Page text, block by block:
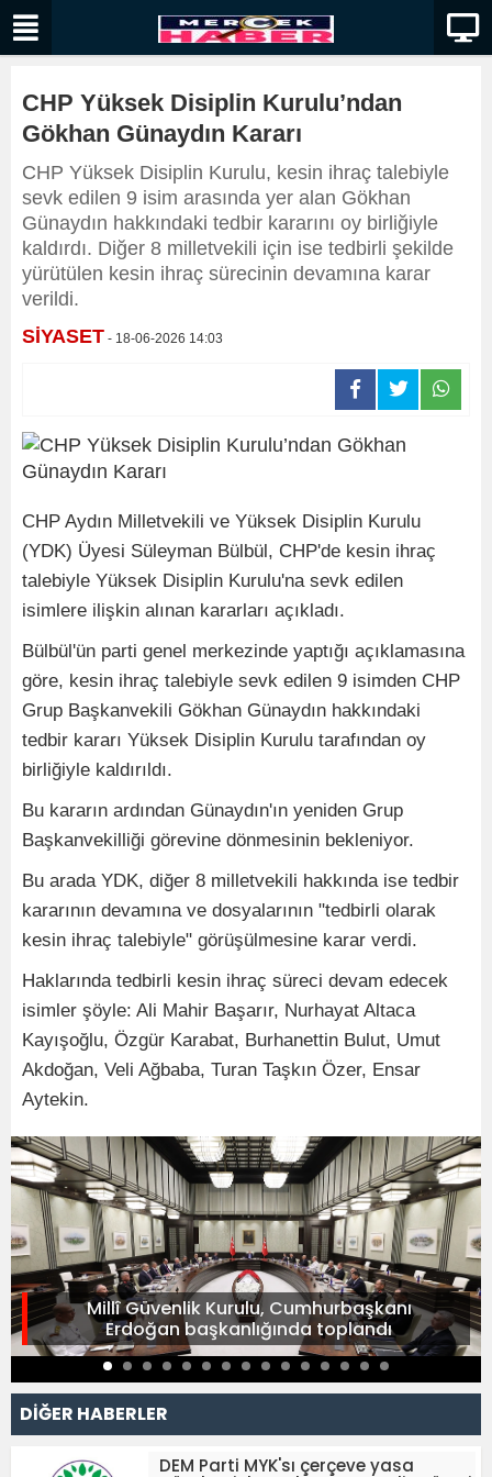
CHP Yüksek Disiplin Kurulu’ndan
Gökhan Günaydın Kararı
CHP Yüksek Disiplin Kurulu, kesin ihraç talebiyle
sevk edilen 9 isim arasında yer alan Gökhan
Günaydın hakkındaki tedbir kararını oy birliğiyle
kaldırdı. Diğer 8 milletvekili için ise tedbirli şekilde
yürütülen kesin ihraç sürecinin devamına karar
verildi.
SİYASET - 18-06-2026 14:03
CHP Aydın Milletvekili ve Yüksek Disiplin Kurulu
(YDK) Üyesi Süleyman Bülbül, CHP'de kesin ihraç
talebiyle Yüksek Disiplin Kurulu'na sevk edilen
isimlere ilişkin alınan kararları açıkladı.
Bülbül'ün parti genel merkezinde yaptığı açıklamasına
göre, kesin ihraç talebiyle sevk edilen 9 isimden CHP
Grup Başkanvekili Gökhan Günaydın hakkındaki
tedbir kararı Yüksek Disiplin Kurulu tarafından oy
birliğiyle kaldırıldı.
Bu kararın ardından Günaydın'ın yeniden Grup
Başkanvekilliği görevine dönmesinin bekleniyor.
Bu arada YDK, diğer 8 milletvekili hakkında ise tedbir
kararının devamına ve dosyalarının "tedbirli olarak
kesin ihraç talebiyle" görüşülmesine karar verdi.
Haklarında tedbirli kesin ihraç süreci devam edecek
isimler şöyle: Ali Mahir Başarır, Nurhayat Altaca
Kayışoğlu, Özgür Karabat, Burhanettin Bulut, Umut
Akdoğan, Veli Ağbaba, Turan Taşkın Özer, Ensar
Aytekin.
Millî Güvenlik Kurulu, Cumhurbaşkanı
Erdoğan başkanlığında toplandı
DİĞER HABERLER
DEM Parti MYK'sı çerçeve yasa